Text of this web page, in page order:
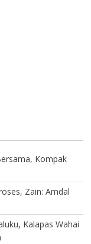
Kompak
Zain: Amdal
Kalapas Wahai